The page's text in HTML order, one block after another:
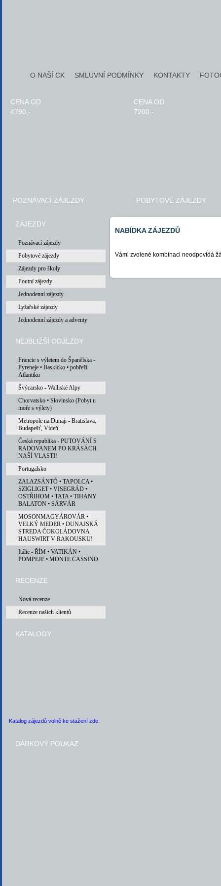
POZNÁVACÍ ZÁJEZDY
4790,-
CENA OD
POBYTOVÉ ZÁJEZDY
7200,-
CENA OD
NABÍDKA ZÁJEZDŮ
Vámi zvolené kombinaci neodpovídá
ZÁJEZDY
Poznávací zájezdy
Pobytové zájezdy
Zájezdy pro školy
Poutní zájezdy
Jednodenní zájezdy
Lyžařské zájezdy
Jednodenní zájezdy a adventy
NEJBLIŽŠÍ ODJEZDY
Francie s výletem do Španělska -
Pyreneje • Baskicko • pobřeží
Atlantiku
Švýcarsko - Walliské Alpy
Chorvatsko • Slovinsko (Pobyt u
moře s výlety)
Metropole na Dunaji - Bratislava,
Budapešť, Vídeň
Česká republika - PUTOVÁNÍ S
RADOVANEM PO KRÁSÁCH
NAŠÍ VLASTI!
Portugalsko
ZALAZSÁNTÓ • TAPOLCA •
SZIGLIGET • VISEGRÁD •
OSTŘIHOM • TATA • TIHANY
BALATON • SÁRVÁR
MOSONMAGYÁROVÁR •
VELKÝ MEDER • DUNAJSKÁ
STREDA ČOKOLÁDOVNA
HAUSWIRT V RAKOUSKU!
Itálie - ŘÍM • VATIKÁN •
POMPEJE • MONTE CASSINO
RECENZE
Nová recenze
Recenze našich klientů
KATALOGY
Katalog zájezdů volně ke stažení zde.
DÁRKOVÝ POUKAZ
O NAŠÍ CK SMLUVNÍ PODMÍNKY KONTAKTY